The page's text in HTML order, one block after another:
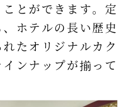
とができます。定
ホテルの長い歴史
たオリジナルカク
ンナップが揃って